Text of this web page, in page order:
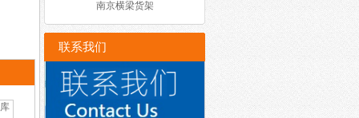
南京横梁货架
联系我们